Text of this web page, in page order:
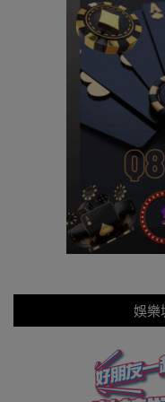
娛樂